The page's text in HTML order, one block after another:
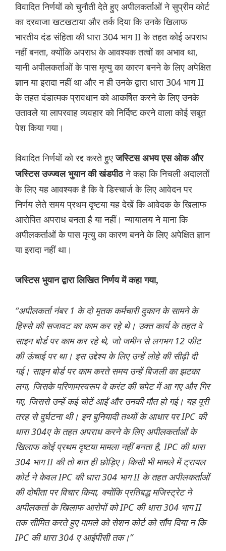
विवादित निर्णयों को चुनौती देते हुए अपीलकर्ताओं ने सुप्रीम कोर्ट
का दरवाजा खटखटाया और तर्क दिया कि उनके खिलाफ
भारतीय दंड संहिता की धारा 304 भाग II के तहत कोई अपराध
नहीं बनता, क्योंकि अपराध के आवश्यक तत्वों का अभाव था,
यानी अपीलकर्ताओं के पास मृत्यु का कारण बनने के लिए अपेक्षित
ज्ञान या इरादा नहीं था और न ही उनके द्वारा धारा 304 भाग II
के तहत दंडात्मक प्रावधान को आकर्षित करने के लिए उनके
उतावले या लापरवाह व्यवहार को निर्दिष्ट करने वाला कोई सबूत
पेश किया गया।
विवादित निर्णयों को रद्द करते हुएजस्टिस अभय एस ओक और
जस्टिस उज्ज्वल भुयान की खंडपीठने कहा कि निचली अदालतों
के लिए यह आवश्यक है कि वे डिस्चार्ज के लिए आवेदन पर
निर्णय लेते समय प्रथम दृष्टया यह देखें कि आवेदक के खिलाफ
आरोपित अपराध बनता है या नहीं। न्यायालय ने माना कि
अपीलकर्ताओं के पास मृत्यु का कारण बनने के लिए अपेक्षित ज्ञान
या इरादा नहीं था।
जस्टिस भुयान द्वारा लिखित निर्णय में कहा गया,
“अपीलकर्ता नंबर 1 के दो मृतक कर्मचारी दुकान के सामने के
हिस्से की सजावट का काम कर रहे थे। उक्त कार्य के तहत वे
साइन बोर्ड पर काम कर रहे थे, जो जमीन से लगभग 12 फीट
की ऊंचाई पर था। इस उद्देश्य के लिए उन्हें लोहे की सीढ़ी दी
गई। साइन बोर्ड पर काम करते समय उन्हें बिजली का झटका
लगा, जिसके परिणामस्वरूप वे करंट की चपेट में आ गए और गिर
गए, जिससे उन्हें कई चोटें आईं और उनकी मौत हो गई। यह पूरी
तरह से दुर्घटना थी। इन बुनियादी तथ्यों के आधार पर IPC की
धारा 304ए के तहत अपराध करने के लिए अपीलकर्ताओं के
खिलाफ कोई प्रथम दृष्टया मामला नहीं बनता है, IPC की धारा
304 भाग II की तो बात ही छोड़िए। किसी भी मामले में ट्रायल
कोर्ट ने केवल IPC की धारा 304 भाग II के तहत अपीलकर्ताओं
की दोषीता पर विचार किया, क्योंकि प्रतिबद्ध मजिस्ट्रेट ने
अपीलकर्ता के खिलाफ आरोपों को IPC की धारा 304 भाग II
तक सीमित करते हुए मामले को सेशन कोर्ट को सौंप दिया न कि
IPC की धारा 304 ए आईपीसी तक।”